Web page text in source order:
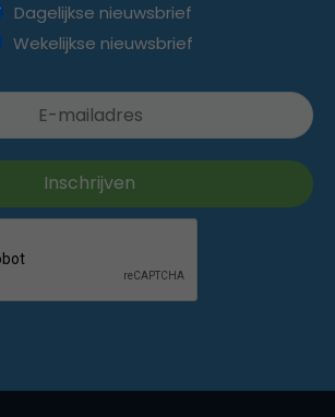
Dagelijkse nieuwsbrief
Wekelijkse nieuwsbrief